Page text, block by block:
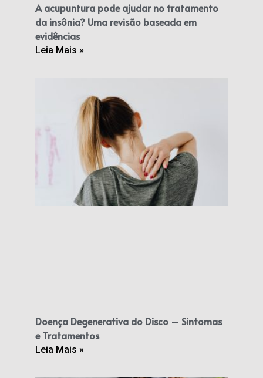
A acupuntura pode ajudar no tratamento
da insônia? Uma revisão baseada em
evidências
Leia Mais »
Doença Degenerativa do Disco – Sintomas
e Tratamentos
Leia Mais »